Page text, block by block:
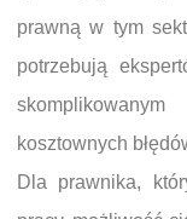
prawną w tym
potrzebują
kosztownych
Dla prawnika,